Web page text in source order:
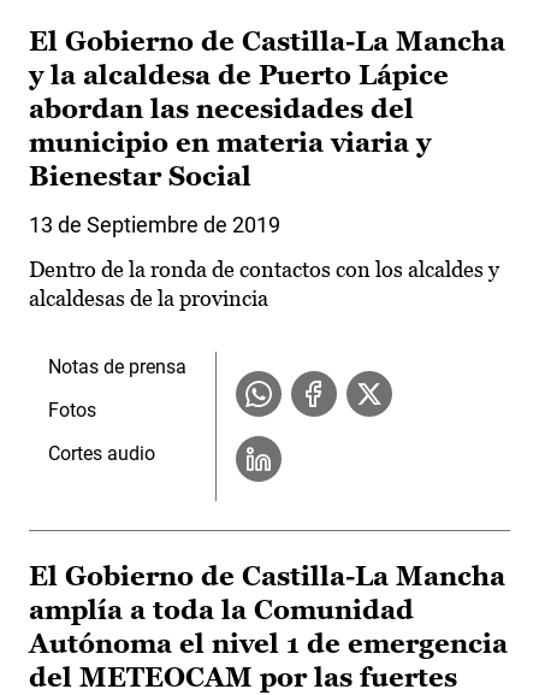
El Gobierno de Castilla-La Mancha
y la alcaldesa de Puerto Lápice
abordan las necesidades del
municipio en materia viaria y
Bienestar Social
13 de Septiembre de 2019
Dentro de la ronda de contactos con los alcaldes y
alcaldesas de la provincia
Notas de prensa
Fotos
Cortes audio
El Gobierno de Castilla-La Mancha
amplía a toda la Comunidad
Autónoma el nivel 1 de emergencia
del METEOCAM por las fuertes